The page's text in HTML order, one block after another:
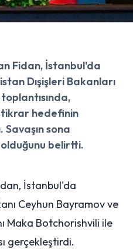
Fidan, İstanbul'da
Dışişleri Bakanları
hedefinin
sona
belirtti.
İstanbul'da
Ceyhun Bayramov ve
Maka Botchorishvili ile
gerçekleştirdi.